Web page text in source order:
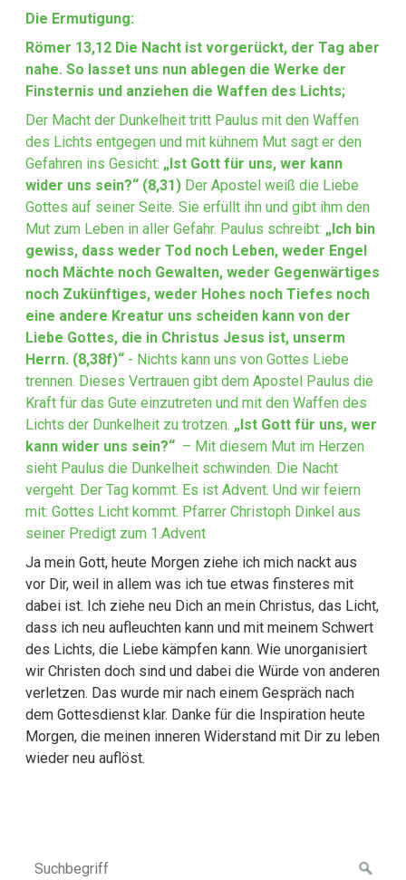
Die Ermutigung:
Römer 13,12 Die Nacht ist vorgerückt, der Tag aber
nahe. So lasset uns nun ablegen die Werke der
Finsternis und anziehen die Waffen des Lichts;
Der Macht der Dunkelheit tritt Paulus mit den Waffen
des Lichts entgegen und mit kühnem Mut sagt er den
Gefahren ins Gesicht: „Ist Gott für uns, wer kann
wider uns sein?“ (8,31) Der Apostel weiß die Liebe
Gottes auf seiner Seite. Sie erfüllt ihn und gibt ihm den
Mut zum Leben in aller Gefahr. Paulus schreibt: „Ich bin
gewiss, dass weder Tod noch Leben, weder Engel
noch Mächte noch Gewalten, weder Gegenwärtiges
noch Zukünftiges, weder Hohes noch Tiefes noch
eine andere Kreatur uns scheiden kann von der
Liebe Gottes, die in Christus Jesus ist, unserm
Herrn. (8,38f)“ - Nichts kann uns von Gottes Liebe
trennen. Dieses Vertrauen gibt dem Apostel Paulus die
Kraft für das Gute einzutreten und mit den Waffen des
Lichts der Dunkelheit zu trotzen. „Ist Gott für uns, wer
kann wider uns sein?“ – Mit diesem Mut im Herzen
sieht Paulus die Dunkelheit schwinden. Die Nacht
vergeht. Der Tag kommt. Es ist Advent. Und wir feiern
mit: Gottes Licht kommt. Pfarrer Christoph Dinkel aus
seiner Predigt zum 1.Advent
Ja mein Gott, heute Morgen ziehe ich mich nackt aus
vor Dir, weil in allem was ich tue etwas finsteres mit
dabei ist. Ich ziehe neu Dich an mein Christus, das Licht,
dass ich neu aufleuchten kann und mit meinem Schwert
des Lichts, die Liebe kämpfen kann. Wie unorganisiert
wir Christen doch sind und dabei die Würde von anderen
verletzen. Das wurde mir nach einem Gespräch nach
dem Gottesdienst klar. Danke für die Inspiration heute
Morgen, die meinen inneren Widerstand mit Dir zu leben
wieder neu auflöst.